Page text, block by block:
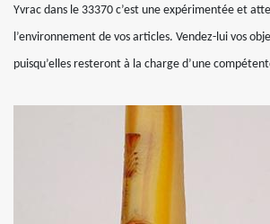
Yvrac dans le 33370 c’est une expérimentée et
l’environnement de vos articles. Vendez-lui vos
puisqu’elles resteront à la charge d’une